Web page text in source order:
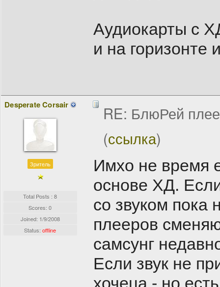
Аудиокарты с
и на горизонте
Desperate Corsair
Зритель
Total Posts : 8
Scores: 0
Joined: 1/9/2008
Status:offline
RE: БлюРей
(ссылка)
Имхо не время
основе ХД.
со звуком пока
плееров
самсунг
Если звук не
хочеца - но